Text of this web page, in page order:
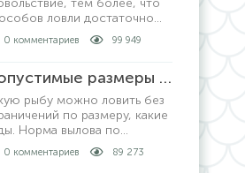
тем более, что
ловли достаточно
Самый
и уловистый
Хотя, ловить
можно просто рукам
0 комментариев 99 949
Допустимые размеры рыбы для вылова по регионам
рыбу можно ловить без
по размеру, какие
Норма вылова по
в России,
размеры рыбы для
0 комментариев 89 273